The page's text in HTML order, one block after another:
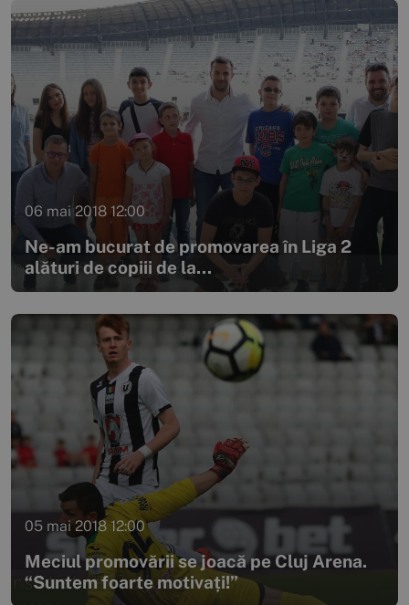
06 mai 2018 12:00
Ne-am bucurat de promovarea în Liga 2
alături de copiii de la...
05 mai 2018 12:00
Meciul promovării se joacă pe Cluj Arena.
“Suntem foarte motivați!”